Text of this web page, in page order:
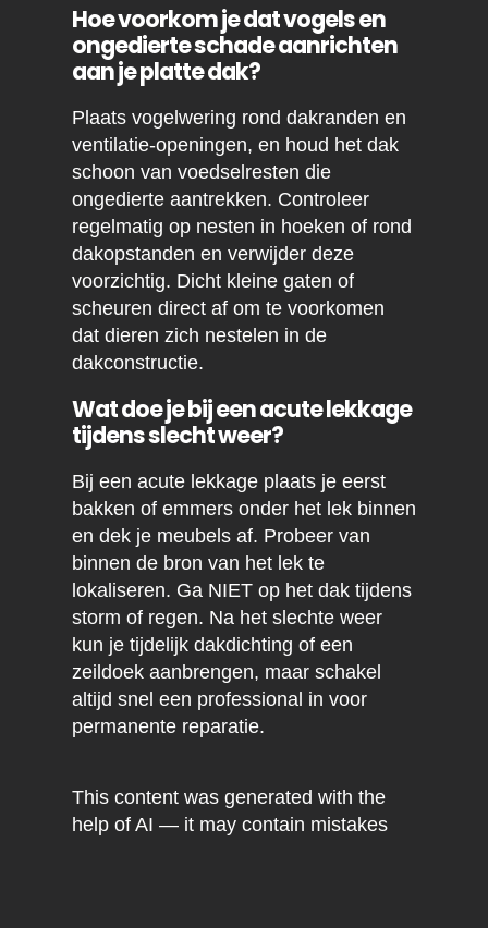
Hoe voorkom je dat vogels en
ongedierte schade aanrichten
aan je platte dak?
Plaats vogelwering rond dakranden en
ventilatie-openingen, en houd het dak
schoon van voedselresten die
ongedierte aantrekken. Controleer
regelmatig op nesten in hoeken of rond
dakopstanden en verwijder deze
voorzichtig. Dicht kleine gaten of
scheuren direct af om te voorkomen
dat dieren zich nestelen in de
dakconstructie.
Wat doe je bij een acute lekkage
tijdens slecht weer?
Bij een acute lekkage plaats je eerst
bakken of emmers onder het lek binnen
en dek je meubels af. Probeer van
binnen de bron van het lek te
lokaliseren. Ga NIET op het dak tijdens
storm of regen. Na het slechte weer
kun je tijdelijk dakdichting of een
zeildoek aanbrengen, maar schakel
altijd snel een professional in voor
permanente reparatie.
This content was generated with the
help of AI — it may contain mistakes